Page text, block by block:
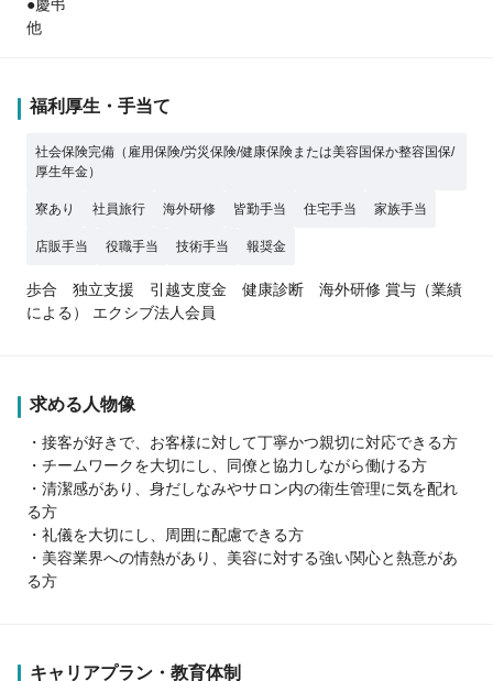
●慶弔
他
福利厚生・手当て
社会保険完備（雇用保険/労災保険/健康保険または美容国保か整容国保/
厚生年金）
寮あり 社員旅行 海外研修 皆勤手当 住宅手当 家族手当
店販手当 役職手当 技術手当 報奨金
歩合 独立支援 引越支度金 健康診断 海外研修 賞与（業績
による） エクシブ法人会員
求める人物像
・接客が好きで、お客様に対して丁寧かつ親切に対応できる方
・チームワークを大切にし、同僚と協力しながら働ける方
・清潔感があり、身だしなみやサロン内の衛生管理に気を配れ
る方
・礼儀を大切にし、周囲に配慮できる方
・美容業界への情熱があり、美容に対する強い関心と熱意があ
る方
キャリアプラン・教育体制